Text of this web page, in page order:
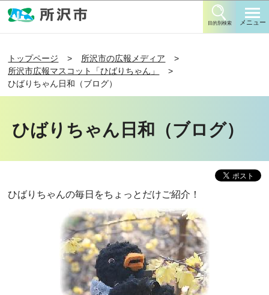
目的別検索 メニュー
トップページ
所沢市の広報メディア
所沢市広報マスコット「ひばりちゃん」
ひばりちゃん日和（ブログ）
ひばりちゃん日和（ブログ）
ひばりちゃんの毎日をちょっとだけご紹介！